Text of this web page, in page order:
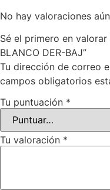
No hay valoraciones
Sé el primero en valorar
BLANCO DER-BAJ”
Tu dirección de correo
campos obligatorios
Tu puntuación *
Tu valoración *